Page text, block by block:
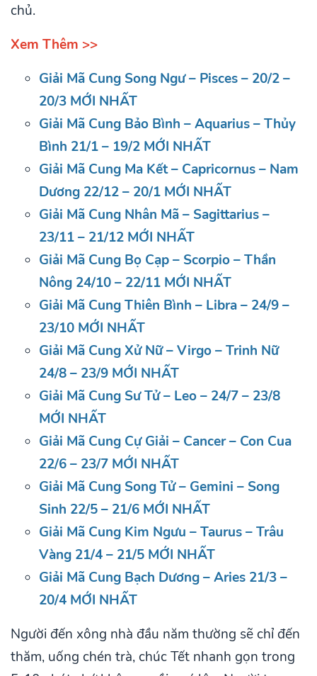
chủ.
Xem Thêm >>
Giải Mã Cung Song Ngư – Pisces – 20/2 –
20/3 MỚI NHẤT
Giải Mã Cung Bảo Bình – Aquarius – Thủy
Bình 21/1 – 19/2 MỚI NHẤT
Giải Mã Cung Ma Kết – Capricornus – Nam
Dương 22/12 – 20/1 MỚI NHẤT
Giải Mã Cung Nhân Mã – Sagittarius –
23/11 – 21/12 MỚI NHẤT
Giải Mã Cung Bọ Cạp – Scorpio – Thần
Nông 24/10 – 22/11 MỚI NHẤT
Giải Mã Cung Thiên Bình – Libra – 24/9 –
23/10 MỚI NHẤT
Giải Mã Cung Xử Nữ – Virgo – Trinh Nữ
24/8 – 23/9 MỚI NHẤT
Giải Mã Cung Sư Tử – Leo – 24/7 – 23/8
MỚI NHẤT
Giải Mã Cung Cự Giải – Cancer – Con Cua
22/6 – 23/7 MỚI NHẤT
Giải Mã Cung Song Tử – Gemini – Song
Sinh 22/5 – 21/6 MỚI NHẤT
Giải Mã Cung Kim Ngưu – Taurus – Trâu
Vàng 21/4 – 21/5 MỚI NHẤT
Giải Mã Cung Bạch Dương – Aries 21/3 –
20/4 MỚI NHẤT
Người đến xông nhà đầu năm thường sẽ chỉ đến
thăm, uống chén trà, chúc Tết nhanh gọn trong